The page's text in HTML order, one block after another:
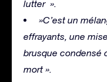
lutter ».
»C’est un
effrayants, une
brusque condensé
mort ».